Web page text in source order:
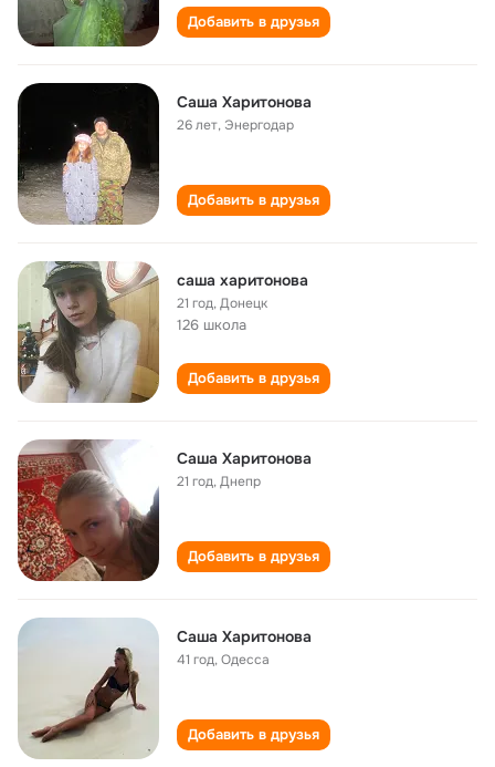
Добавить в друзья
Саша Харитонова
26 лет, Энергодар
Добавить в друзья
саша харитонова
21 год,Донецк
126 школа
Добавить в друзья
Саша Харитонова
21 год,Днепр
Добавить в друзья
Саша Харитонова
41 год,Одесса
Добавить в друзья